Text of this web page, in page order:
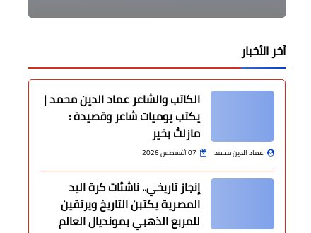
آخر الأخبار
الكاتب والشاعر عماد الدين محمد |
يكتب يوميات شاعر وقصيدة :
مازلتُ بخير
عماد الدين محمد 07 أغسطس 2026
إنجاز تاريخي.. ناشئات كرة اليد
المصرية يكتبن التاريخ ويرتقين
للمربع الذهبي بمونديال العالم